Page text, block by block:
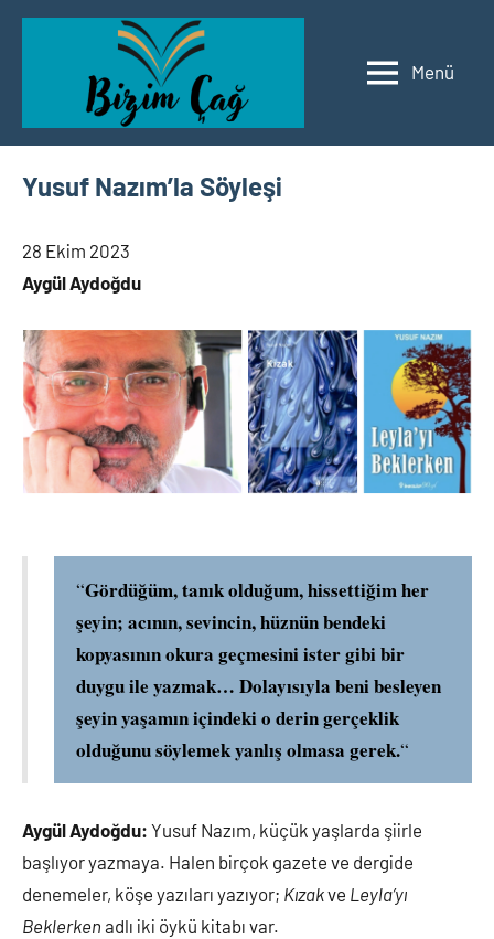
İçeriğe
Bizim
Edebiyat
Menü
Yusuf Nazım’la Söyleşi
28 Ekim 2023
Aygül Aydoğdu
“Gördüğüm, tanık olduğum, hissettiğim her
şeyin; acının, sevincin, hüznün bendeki
kopyasının okura geçmesini ister gibi bir
duygu ile yazmak… Dolayısıyla beni besleyen
şeyin yaşamın içindeki o derin gerçeklik
olduğunu söylemek yanlış olmasa gerek.“
Aygül Aydoğdu: Yusuf Nazım, küçük yaşlarda şiirle
başlıyor yazmaya. Halen birçok gazete ve dergide
denemeler, köşe yazıları yazıyor; Kızakve Leyla’yı
Beklerken adlı iki öykü kitabı var.